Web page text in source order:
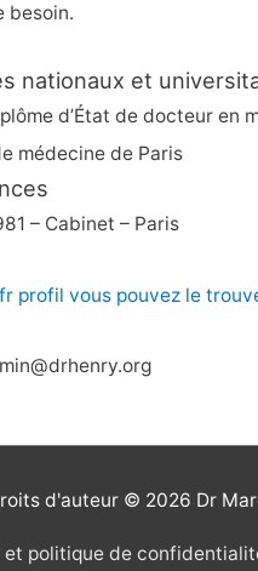
besoin.
nationaux et
d’État de docteur en
médecine de Paris
– Cabinet – Paris
profil vous pouvez le
d'auteur © 2026 Dr
et politique de